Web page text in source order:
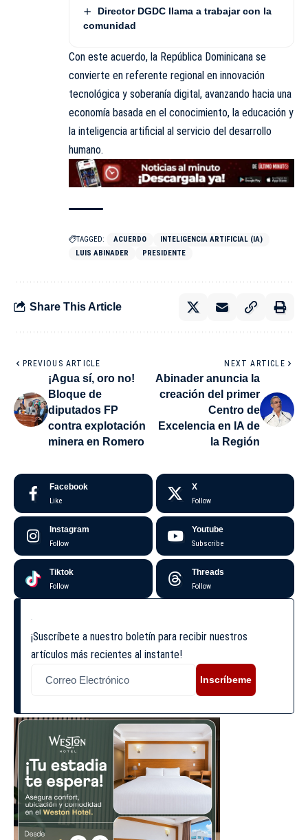
Director DGDC llama a trabajar con la
comunidad
Con este acuerdo, la República Dominicana se
convierte en referente regional en innovación
tecnológica y soberanía digital, avanzando hacia una
economía basada en el conocimiento, la educación y
la inteligencia artificial al servicio del desarrollo
humano.
TAGGED: ACUERDO
INTELIGENCIA ARTIFICIAL (IA)
LUIS ABINADER
PRESIDENTE
Share This Article
PREVIOUS ARTICLE
¡Agua sí, oro no!
Bloque de
diputados FP
contra explotación
minera en Romero
NEXT ARTICLE
Abinader anuncia la
creación del primer
Centro de
Excelencia en IA de
la Región
Facebook
Like
X
Follow
Instagram
Follow
Youtube
Subscribe
Tiktok
Follow
Threads
Follow
¡Suscríbete a nuestro boletín para recibir nuestros
artículos más recientes al instante!
Inscríbeme